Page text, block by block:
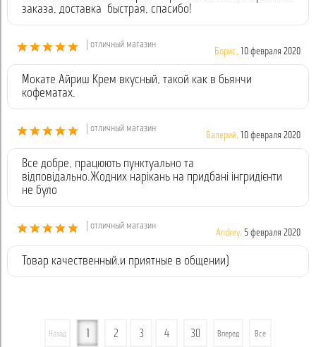
заказа, доставка быстрая, спасибо!
| отличный магазин
Борис, 10 февраля 2020
Мокате Айриш Крем вкусный, такой как в бьянчи
кофематах.
| отличный магазин
Валерий, 10 февраля 2020
Все добре, працюють пунктуально та
відповідально.Жодних нарікань на придбані інгридієнти
не було
| отличный магазин
Andrey, 5 февраля 2020
Товар качественный,и приятные в общении)
Назад 2 3 4 30 Вперед Все